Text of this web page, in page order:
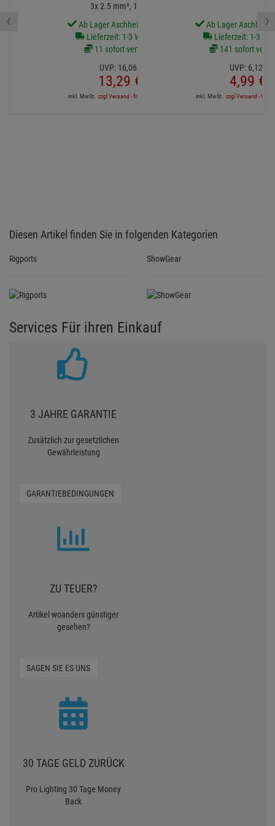
3x 2.5 mm², 1,5 m
Ab Lager Aschheim lieferbar
Lieferzeit: 1-3 Werktage
11 sofort verfügbar
UVP: 16,06
13,29 €
inkl. MwSt. zzgl Versand - frei ab 90,-€ in DE
Ab Lager
Lieferzeit: 1-3
141 sofort
UVP: 6,12
4,99 €
inkl. MwSt. zzgl Versand - frei
‹ ›
Diesen Artikel finden Sie in folgenden Kategorien
Rigports ShowGear
Services Für ihren Einkauf
3 JAHRE GARANTIE
Zusätzlich zur gesetzlichen
Gewährleistung
GARANTIEBEDINGUNGEN
ZU TEUER?
Artikel woanders günstiger
gesehen?
SAGEN SIE ES UNS
30 TAGE GELD ZURÜCK
Pro Lighting 30 Tage Money
Back